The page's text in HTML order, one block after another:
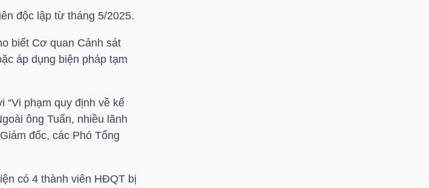
độc lập từ tháng 5/2025.
biết Cơ quan Cảnh sát
áp dụng biện pháp tạm
“Vi phạm quy định về kế
ông Tuấn, nhiều lãnh
đốc, các Phó Tổng
có 4 thành viên HĐQT bị